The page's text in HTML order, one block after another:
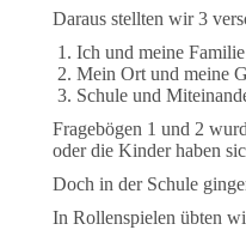
Daraus stellten wir 3
Ich und meine Familie
Mein Ort und meine
Schule und
Fragebögen 1 und 2
oder die Kinder haben
Doch in der Schule
In Rollenspielen übten